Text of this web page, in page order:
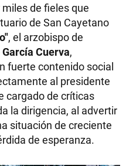
de fieles que
de San Cayetano
, el arzobispo de
Cuerva,
fuerte contenido social
al presidente
cargado de críticas
la dirigencia, al advertir
situación de creciente
de esperanza.